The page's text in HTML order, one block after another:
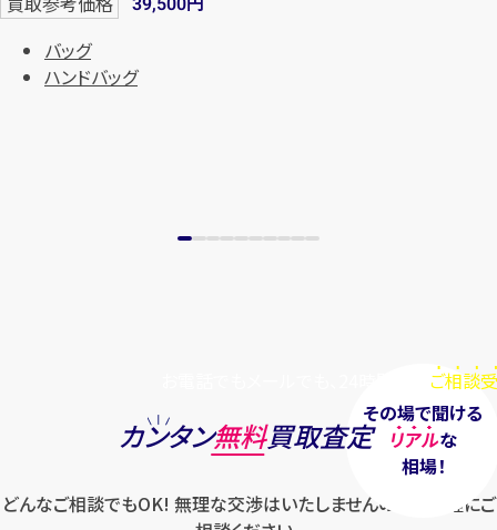
バッグ
ハンドバッグ
ご相談
その場で聞ける
リアルな
相場！
カンタン無料買取査定
どんなご相談でもOK! 無理な交渉はいたしませんのでお気軽にご